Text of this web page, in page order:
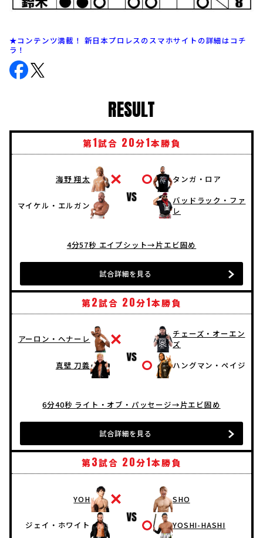
★コンテンツ満載！ 新日本プロレスのスマホサイトの詳細はコチ
ラ！
RESULT
第1試合 20分1本勝負
海野 翔太
マイケル・エルガン
タンガ・ロア
バッドラック・ファ
レ
4分57秒 エイプシット→片エビ固め
試合詳細を見る
第2試合 20分1本勝負
アーロン・ヘナーレ
真壁 刀義
チェーズ・オーエン
ズ
ハングマン・ペイジ
6分40秒 ライト・オブ・パッセージ→片エビ固め
試合詳細を見る
第3試合 20分1本勝負
YOH
ジェイ・ホワイト
SHO
YOSHI-HASHI